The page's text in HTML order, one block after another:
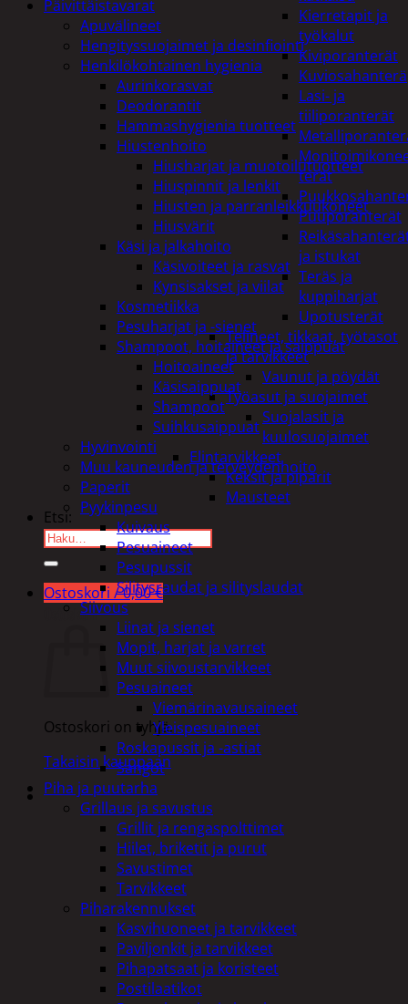
Kierretapit ja
työkalut
Kiviporanterät
Kuviosahanterä
Lasi- ja
tiiliporanterät
terät
Puuporanterät
ja istukat
Teräs ja
kuppiharjat
Upotusterät
Telineet, tikkaat, työtasot
ja tarvikkeet
Vaunut ja pöydät
Työasut ja suojaimet
Suojalasit ja
kuulosuojaimet
Elintarvikkeet
Keksit ja piparit
Mausteet
Etsi:
Ostoskori /0,00€
Ostoskori
Ostoskori on tyhjä.
Takaisin kauppaan
Päivittäistavarat
Apuvälineet
Hengityssuojaimet ja desinfiointi
Henkilökohtainen hygienia
Aurinkorasvat
Deodorantit
Hammashygienia tuotteet
Hiustenhoito
Hiusharjat ja muotoilutuotteet
Hiuspinnit ja lenkit
Hiusten ja parranleikkuukoneet
Hiusvärit
Käsi ja jalkahoito
Käsivoiteet ja rasvat
Kynsisakset ja viilat
Kosmetiikka
Pesuharjat ja -sienet
Shampoot, hoitaineet ja saippuat
Hoitoaineet
Käsisaippuat
Shampoot
Suihkusaippuat
Hyvinvointi
Muu kauneuden ja terveydenhoito
Paperit
Pyykinpesu
Kuivaus
Pesuaineet
Pesupussit
Silitysraudat ja silityslaudat
Siivous
Liinat ja sienet
Mopit, harjat ja varret
Muut siivoustarvikkeet
Pesuaineet
Viemärinavausaineet
Yleispesuaineet
Roskapussit ja -astiat
Sangot
Piha ja puutarha
Grillaus ja savustus
Grillit ja rengaspolttimet
Hiilet, briketit ja purut
Savustimet
Tarvikkeet
Piharakennukset
Kasvihuoneet ja tarvikkeet
Paviljonkit ja tarvikkeet
Pihapatsaat ja koristeet
Postilaatikot